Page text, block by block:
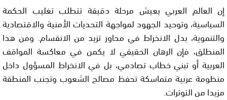
إن العالم العربي يعيش مرحلة دقيقة تتطلب تغليب الحكمة
السياسية، وتوحيد الجهود لمواجهة التحديات الأمنية والاقتصادية
والتنموية، بدل الانخراط في محاور تزيد من الانقسام. ومن هذا
المنطلق، فإن الرهان الحقيقي لا يكمن في معاكسة المواقف
العربية أو تبني خطاب تصادمي، بل في الانخراط المسؤول داخل
منظومة عربية متماسكة تحفظ مصالح الشعوب وتجنب المنطقة
مزيدا من التوترات.